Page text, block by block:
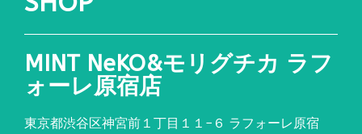
MINT NeKO&モリグチカ ラフ
ォーレ原宿店
東京都渋谷区神宮前１丁目１１ − ６ ラフォーレ原宿